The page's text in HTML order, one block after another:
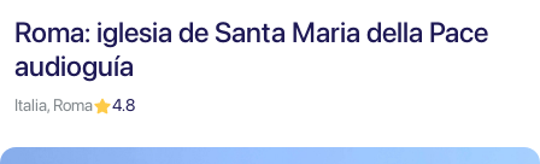
Roma: iglesia de Santa Maria della Pace
audioguía
Italia, Roma 4.8